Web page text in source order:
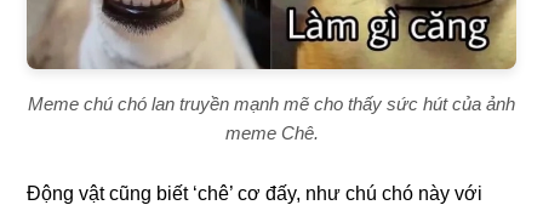
Meme chú chó lan truyền mạnh mẽ cho thấy sức hút của ảnh
meme Chê.
Động vật cũng biết ‘chê’ cơ đấy, như chú chó này với